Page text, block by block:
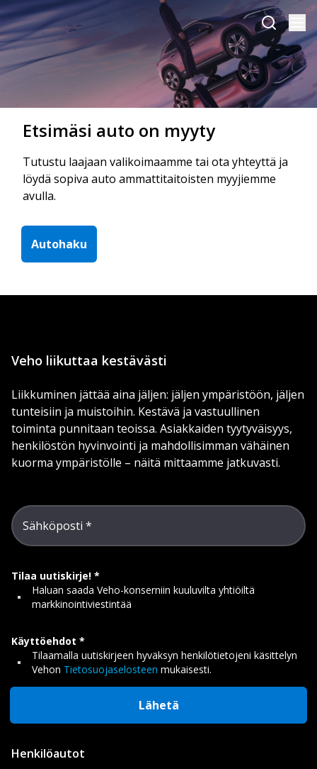
Etsimäsi auto on myyty
Tutustu laajaan valikoimaamme tai ota yhteyttä ja
löydä sopiva auto ammattitaitoisten myyjiemme
avulla.
Autohaku
Veho liikuttaa kestävästi
Liikkuminen jättää aina jäljen: jäljen ympäristöön, jäljen
tunteisiin ja muistoihin. Kestävä ja vastuullinen
toiminta punnitaan teoissa. Asiakkaiden tyytyväisyys,
henkilöstön hyvinvointi ja mahdollisimman vähäinen
kuorma ympäristölle – näitä mittaamme jatkuvasti.
Sähköposti
Tilaa uutiskirje!
Haluan saada Veho-konserniin kuuluvilta yhtiöiltä
markkinointiviestintää
Käyttöehdot
Tilaamalla uutiskirjeen hyväksyn henkilötietojeni käsittelyn
Vehon Tietosuojaselosteen mukaisesti.
Lähetä
Henkilöautot